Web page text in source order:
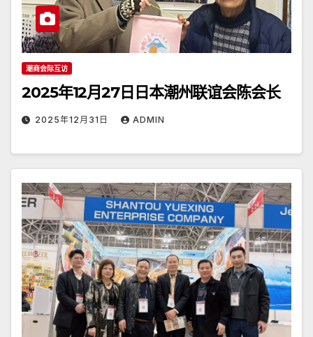
潮商会际互访
2025年12月27日日本潮州联谊会陈会长
2025年12月31日 ADMIN